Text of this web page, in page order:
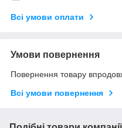
Всі умови оплати
Умови повернення
Повернення товару
Всі умови повернення